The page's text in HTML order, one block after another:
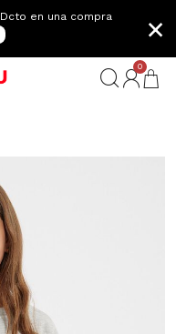
Dcto en una compra
×
0